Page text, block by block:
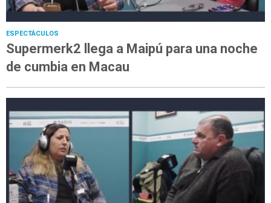
ESPECTÁCULOS
Supermerk2 llega a Maipú para una noche
de cumbia en Macau